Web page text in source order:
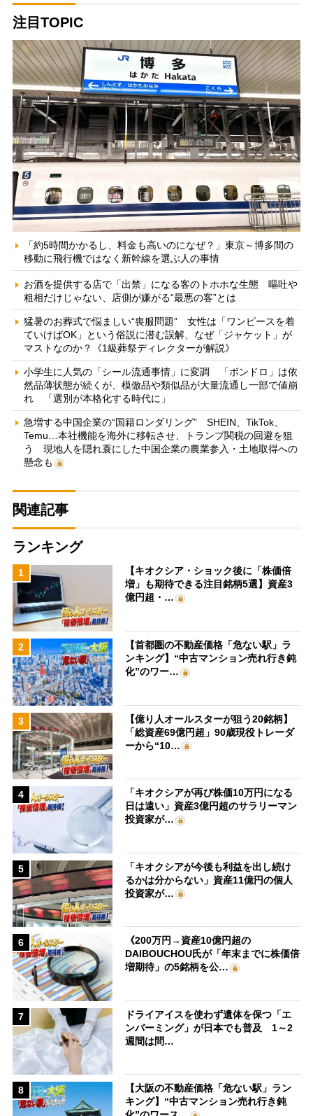
注目TOPIC
「約5時間かかるし、料金も高いのになぜ？」東京～博多間の
移動に飛行機ではなく新幹線を選ぶ人の事情
お酒を提供する店で「出禁」になる客のトホホな生態 嘔吐や
粗相だけじゃない、店側が嫌がる“最悪の客”とは
猛暑のお葬式で悩ましい“喪服問題” 女性は「ワンピースを着
ていけばOK」という俗説に潜む誤解、なぜ「ジャケット」が
マストなのか？《1級葬祭ディレクターが解説》
小学生に人気の「シール流通事情」に変調 「ボンドロ」は依
然品薄状態が続くが、模倣品や類似品が大量流通し一部で値崩
れ 「選別が本格化する時代に」
急増する中国企業の“国籍ロンダリング” SHEIN、TikTok、
Temu…本社機能を海外に移転させ、トランプ関税の回避を狙
う 現地人を隠れ蓑にした中国企業の農業参入・土地取得への
懸念も
関連記事
ランキング
1
【キオクシア・ショック後に「株価倍
増」も期待できる注目銘柄5選】資産3
億円超・…
2
【首都圏の不動産価格「危ない駅」ラ
ンキング】“中古マンション売れ行き鈍
化”のワー…
3
【億り人オールスターが狙う20銘柄】
「総資産69億円超」90歳現役トレーダ
ーから“10…
4
「キオクシアが再び株価10万円になる
日は遠い」資産3億円超のサラリーマン
投資家が…
5
「キオクシアが今後も利益を出し続け
るかは分からない」資産11億円の個人
投資家が…
6
《200万円→資産10億円超の
DAIBOUCHOU氏が「年末までに株価倍
増期待」の5銘柄を公…
7
ドライアイスを使わず遺体を保つ「エ
ンバーミング」が日本でも普及 1～2
週間は問…
8
【大阪の不動産価格「危ない駅」ラン
キング】“中古マンション売れ行き鈍